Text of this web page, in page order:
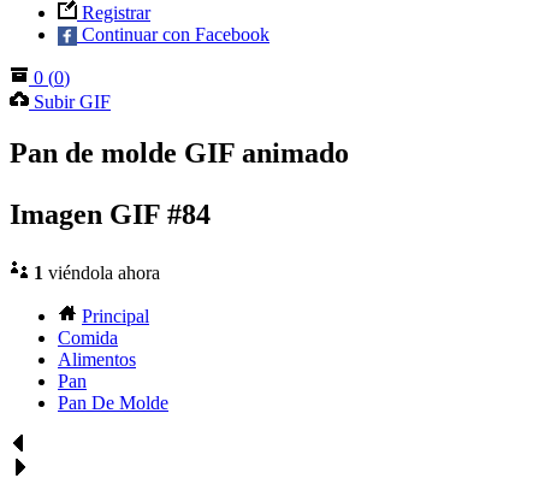
Registrar
Continuar con Facebook
0 (0)
Subir GIF
Pan de molde GIF animado
Imagen GIF #84
1 viéndola ahora
Principal
Comida
Alimentos
Pan
Pan De Molde